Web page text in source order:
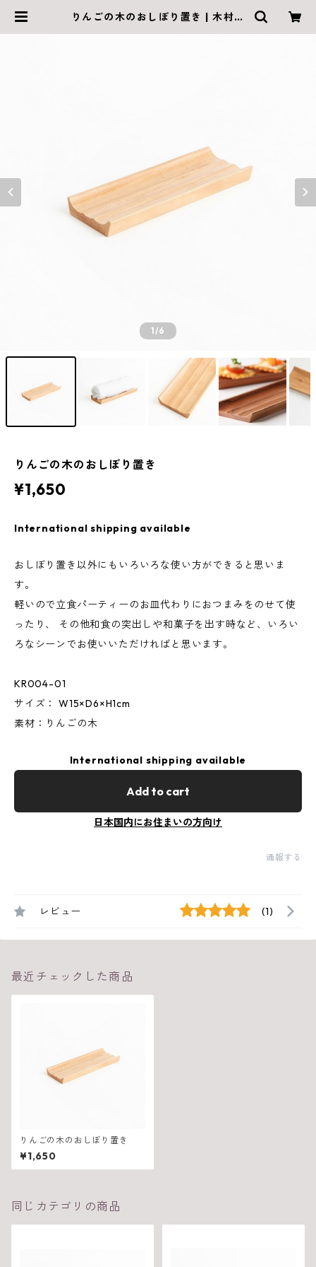
りんごの木のおしぼり置き | 木村木
1/6
りんごの木のおしぼり置き
¥1,650
International shipping available
おしぼり置き以外にもいろいろな使い方ができると思いま
す。
軽いので立食パーティーのお皿代わりにおつまみをのせて使
ったり、 その他和食の突出しや和菓子を出す時など、いろい
ろなシーンでお使いいただければと思います。
KR004-01
サイズ： W15×D6×H1cm
素材：りんごの木
International shipping available
Add to cart
日本国内にお住まいの方向け
通報する
レビュー (1)
最近チェックした商品
りんごの木のおしぼり置き
¥1,650
同じカテゴリの商品